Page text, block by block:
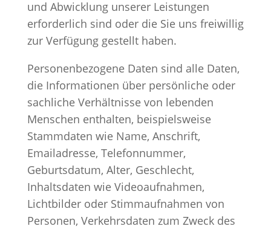
und Abwicklung unserer Leistungen
erforderlich sind oder die Sie uns freiwillig
zur Verfügung gestellt haben.
Personenbezogene Daten sind alle Daten,
die Informationen über persönliche oder
sachliche Verhältnisse von lebenden
Menschen enthalten, beispielsweise
Stammdaten wie Name, Anschrift,
Emailadresse, Telefonnummer,
Geburtsdatum, Alter, Geschlecht,
Inhaltsdaten wie Videoaufnahmen,
Lichtbilder oder Stimmaufnahmen von
Personen, Verkehrsdaten zum Zweck des